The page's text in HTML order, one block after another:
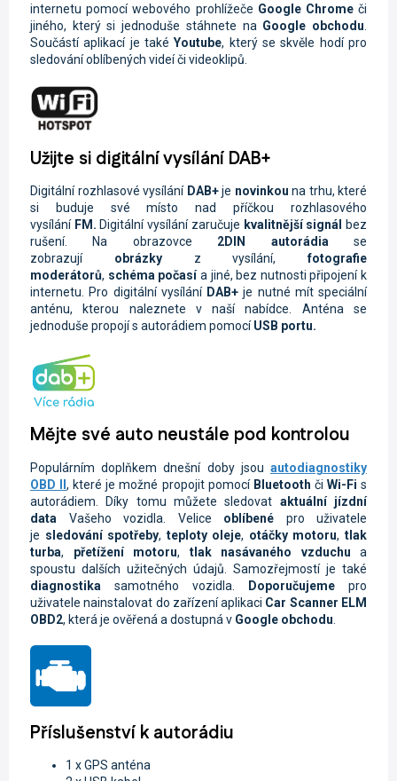
internetu pomocí webového prohlížeče Google Chromeči
jiného, který si jednoduše stáhnete na Google obchodu
Součástí aplikací je takéYoutube, který se skvěle hodí pro
sledování oblíbených videí či videoklipů.
Užijte si digitální vysílání DAB+
Digitální rozhlasové vysílání DAB+je novinkou na trhu, které
si buduje své místo nad příčkou rozhlasového
vysílání FM. Digitální vysílání zaručuje kvalitnější signál
bez
rušení. Na obrazovce 2DIN autorádiase
zobrazují obrázkyz vysílání,fotografie
moderátorů, schéma počasía jiné, bez nutnosti připojení k
internetu. Pro digitální vysílání DAB+ je nutné mít speciální
anténu, kterou naleznete v naší nabídce. Anténa se
jednoduše propojí s autorádiem pomocíUSB portu.
Mějte své auto neustále pod kontrolou
Populárním doplňkem dnešní doby jsou autodiagnostiky
OBD II, které je možné propojit pomocí Bluetooth či Wi-Fi s
autorádiem. Díky tomu můžete sledovat aktuální jízdní
data Vašeho vozidla. Velice oblíbené pro uživatele
je sledování spotřeby, teploty oleje, otáčky motoru,tlak
turba, přetížení motoru, tlak nasávaného vzduchu a
spoustu dalších užitečných údajů. Samozřejmostí je také
diagnostika samotného vozidla. Doporučujeme pro
uživatele nainstalovat do zařízení aplikaci Car Scanner ELM
OBD2, která je ověřená a dostupná v Google obchodu
Příslušenství k autorádiu
1 x GPS anténa